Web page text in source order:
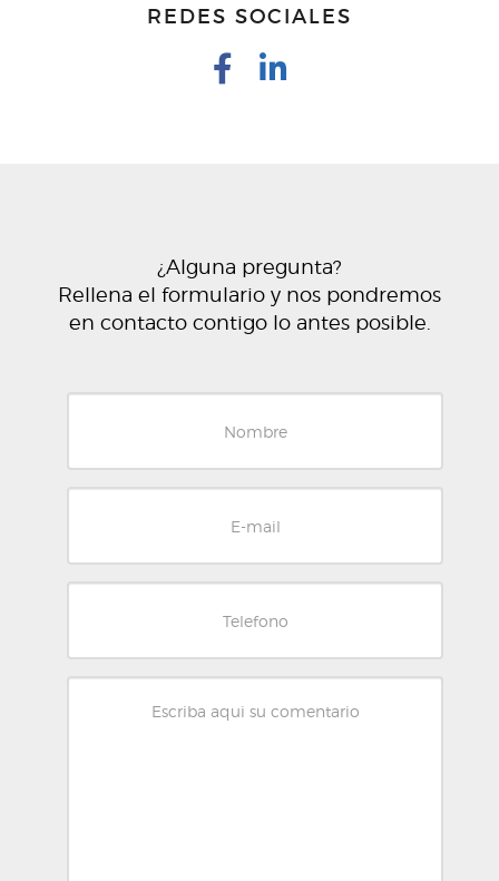
REDES SOCIALES
¿Alguna pregunta?
Rellena el formulario y nos pondremos
en contacto contigo lo antes posible.